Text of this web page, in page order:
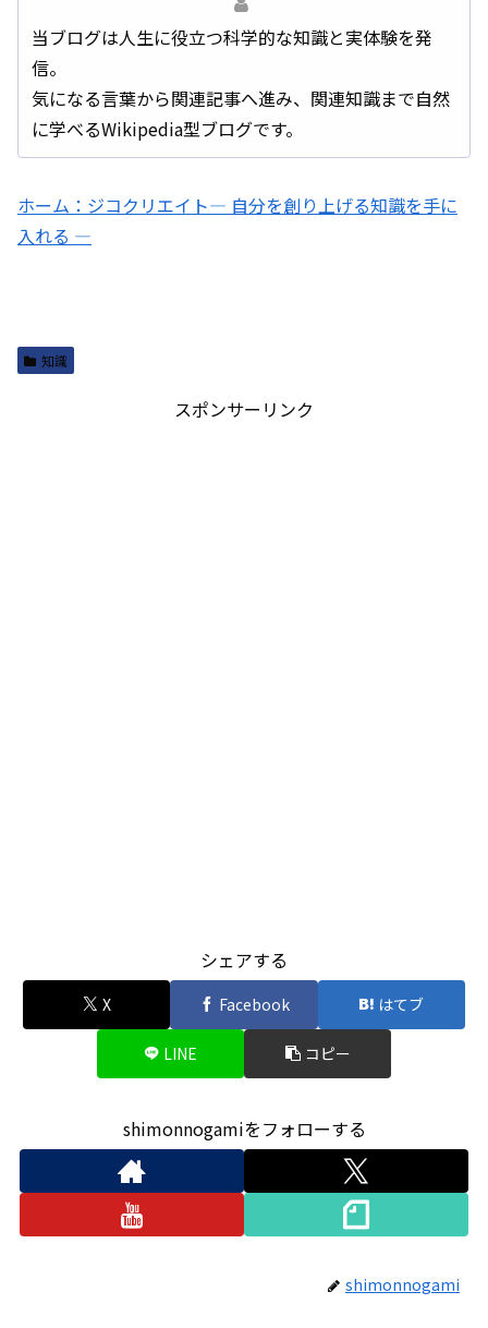
当ブログは人生に役立つ科学的な知識と実体験を発
信。
気になる言葉から関連記事へ進み、関連知識まで自然
に学べるWikipedia型ブログです。
ホーム：ジコクリエイト― 自分を創り上げる知識を手に
入れる ―
知識
スポンサーリンク
シェアする
X Facebook はてブ
LINE コピー
shimonnogamiをフォローする
shimonnogami